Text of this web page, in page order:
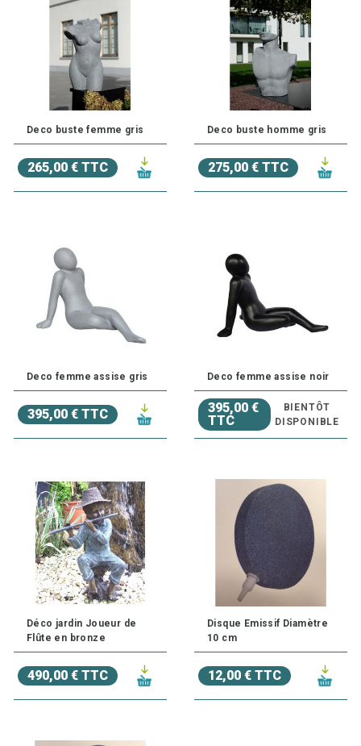
Deco buste femme gris
265,00 € TTC
Deco buste homme gris
275,00 € TTC
Deco femme assise gris
395,00 € TTC
Deco femme assise noir
395,00 €
TTC
BIENTÔT
DISPONIBLE
Déco jardin Joueur de
Flûte en bronze
490,00 € TTC
Disque Emissif Diamètre
10 cm
12,00 € TTC